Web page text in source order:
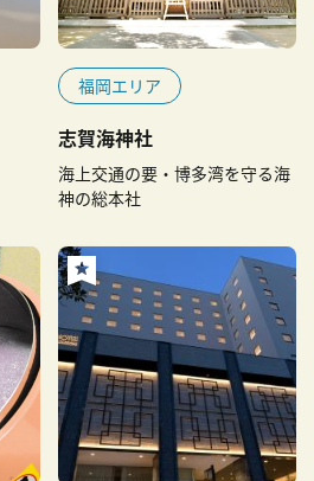
福岡エリア
志賀海神社
海上交通の要・博多湾を守る海
神の総本社